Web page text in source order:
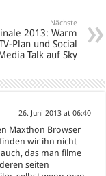
Nächste
2013: Warm
Plan und Social
Talk auf Sky
26. Juni 2013 at 06:40
Maxthon Browser
wir ihn nicht
das man filme
seiten